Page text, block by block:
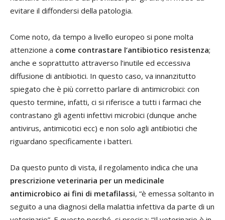
evitare il diffondersi della patologia.
Come noto, da tempo a livello europeo si pone molta
attenzione a come contrastare l’antibiotico resistenza;
anche e soprattutto attraverso l’inutile ed eccessiva
diffusione di antibiotici. In questo caso, va innanzitutto
spiegato che è più corretto parlare di antimicrobici: con
questo termine, infatti, ci si riferisce a tutti i farmaci che
contrastano gli agenti infettivi microbici (dunque anche
antivirus, antimicotici ecc) e non solo agli antibiotici che
riguardano specificamente i batteri.
Da questo punto di vista, il regolamento indica che una
prescrizione veterinaria per un medicinale
antimicrobico ai fini di metafilassi, “è emessa soltanto in
seguito a una diagnosi della malattia infettiva da parte di un